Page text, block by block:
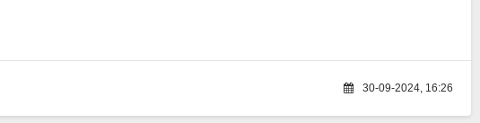
30-09-2024, 16:26